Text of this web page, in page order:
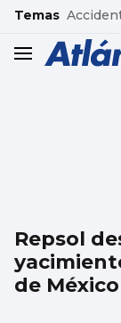
common.go-to-
Temas
Repsol
de México